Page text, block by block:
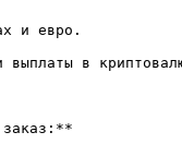
и евро.
и выплаты в